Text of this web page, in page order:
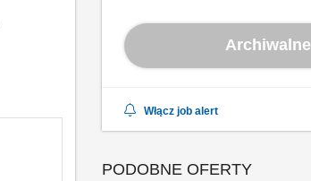
Archiwalne
Włącz job alert
PODOBNE OFERTY